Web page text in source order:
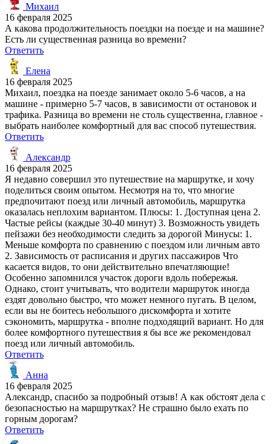
Михаил
16 февраля 2025
А какова продолжительность поездки на поезде и на машине?
Есть ли существенная разница во времени?
Ответить
Елена
16 февраля 2025
Михаил, поездка на поезде занимает около 5-6 часов, а на
машине - примерно 5-7 часов, в зависимости от остановок и
трафика. Разница во времени не столь существенна, главное -
выбрать наиболее комфортный для вас способ путешествия.
Ответить
Александр
16 февраля 2025
Я недавно совершил это путешествие на маршрутке, и хочу
поделиться своим опытом. Несмотря на то, что многие
предпочитают поезд или личный автомобиль, маршрутка
оказалась неплохим вариантом. Плюсы: 1. Доступная цена 2.
Частые рейсы (каждые 30-40 минут) 3. Возможность увидеть
пейзажи без необходимости следить за дорогой Минусы: 1.
Меньше комфорта по сравнению с поездом или личным авто
2. Зависимость от расписания и других пассажиров Что
касается видов, то они действительно впечатляющие!
Особенно запомнился участок дороги вдоль побережья.
Однако, стоит учитывать, что водители маршруток иногда
ездят довольно быстро, что может немного пугать. В целом,
если вы не боитесь небольшого дискомфорта и хотите
сэкономить, маршрутка - вполне подходящий вариант. Но для
более комфортного путешествия я бы все же рекомендовал
поезд или личный автомобиль.
Ответить
Анна
16 февраля 2025
Александр, спасибо за подробный отзыв! А как обстоят дела с
безопасностью на маршрутках? Не страшно было ехать по
горным дорогам?
Ответить